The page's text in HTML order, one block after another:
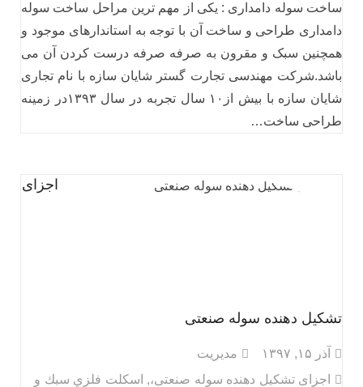
ساخت سوله دامداری : یکی از مهم ترین مراحل ساخت سوله
دامداری طراحی و ساخت آن با توجه به استاندارهای موجود و
همچنین سبک و مقرون به صرفه صرفه درست کردن آن می
باشد.شرکت مهندسی تجارت گستر شایان سازه با نام تجاری
شایان سازه با بیش از۱۰ سال تجربه در سال ۱۳۹۳در زمینه
طراحی ساخت…
اجزای
تشکیل دهنده سوله صنعتی
آذر ۱۵, ۱۳۹۷
مدیریت
اجزای تشکیل دهنده سوله صنعتی،, اسكلت فلزي سبك و